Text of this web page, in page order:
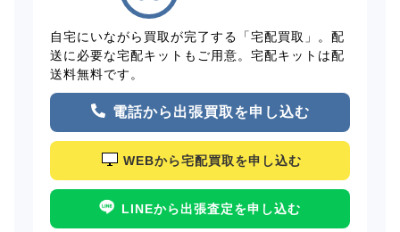
自宅にいながら買取が完了する「宅配買取」。配
送に必要な宅配キットもご用意。宅配キットは配
送料無料です。
電話から出張買取を申し込む
WEBから宅配買取を申し込む
LINEから出張査定を申し込む